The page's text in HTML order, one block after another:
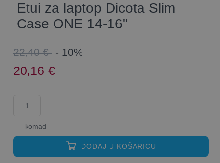
Etui za laptop Dicota Slim
Case ONE 14-16"
22,40 € - 10%
20,16 €
komad
DODAJ U KOŠARICU